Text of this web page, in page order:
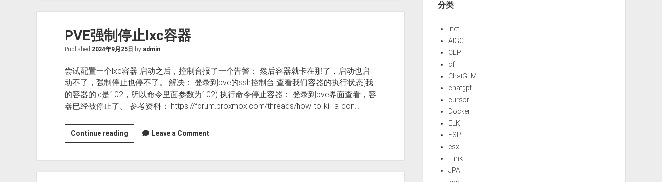
除
local-
lvm
合
并
至
local
区，
修
update
报
PVE强制停止lxc容器
Published 2024年9月25日 by admin
尝试配置一个lxc容器 启动之后，控制台报了一个告警： 然后容器就卡在那了，启动也启
动不了，强制停止也停不了。 解决： 登录到pve的ssh控制台 查看我们容器的执行状态(我
的容器的id是102，所以命令里面参数为102) 执行命令停止容器： 登录到pve界面查看，容
器已经被停止了。 参考资料： https://forum.proxmox.com/threads/how-to-kill-a-con…
Continue readingPVE
强
Leave a Comment
分类
.net
AIGC
CEPH
cf
ChatGLM
chatgpt
cursor
Docker
ELK
ESP
esxi
Flink
JPA